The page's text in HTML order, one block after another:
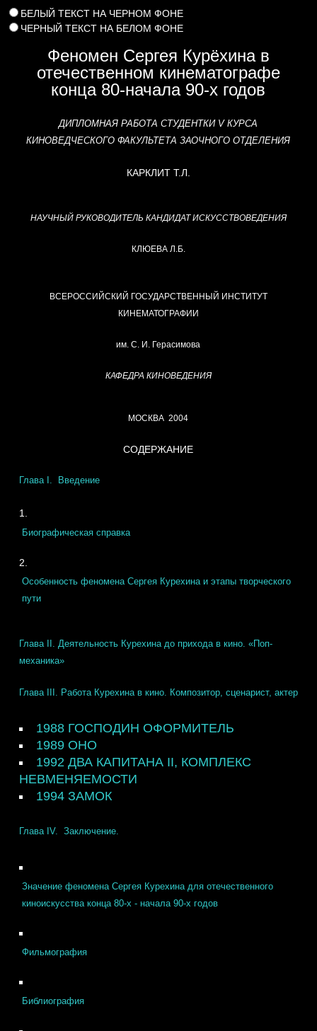
БЕЛЫЙ ТЕКСТ НА ЧЕРНОМ ФОНЕ
ЧЕРНЫЙ ТЕКСТ НА БЕЛОМ ФОНЕ
Феномен Сергея Курёхина в
отечественном кинематографе
конца 80-начала 90-х годов
ДИПЛОМНАЯ РАБОТАСТУДЕНТКИ V КУРСА
КИНОВЕДЧЕСКОГО ФАКУЛЬТЕТА ЗАОЧНОГО ОТДЕЛЕНИЯ
КАРКЛИТ Т.Л.
НАУЧНЫЙ РУКОВОДИТЕЛЬ КАНДИДАТ ИСКУССТВОВЕДЕНИЯ
КЛЮЕВА Л.Б.
ВСЕРОССИЙСКИЙ ГОСУДАРСТВЕННЫЙ ИНСТИТУТ
КИНЕМАТОГРАФИИ
им. С. И. Герасимова
КАФЕДРА КИНОВЕДЕНИЯ
МОСКВА 2004
СОДЕРЖАНИЕ
Глава I. Введение
Биографическая справка
Особенность феномена Сергея Курехина и этапы творческого
пути
Глава II. Деятельность Курехина до прихода в кино. «Поп-
механика»
Глава III. Работа Курехина в кино. Композитор, сценарист, актер
1988 ГОСПОДИН ОФОРМИТЕЛЬ
1989 ОНО
1992 ДВА КАПИТАНА II, КОМПЛЕКС
НЕВМЕНЯЕМОСТИ
1994 ЗАМОК
Глава IV. Заключение.
Значение феномена Сергея Курехина для отечественного
киноискусства конца 80-х - начала 90-х годов
Фильмография
Библиография